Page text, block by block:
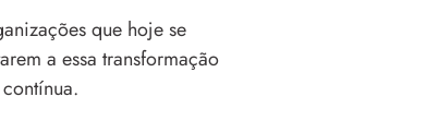
que hoje se
a essa transformação